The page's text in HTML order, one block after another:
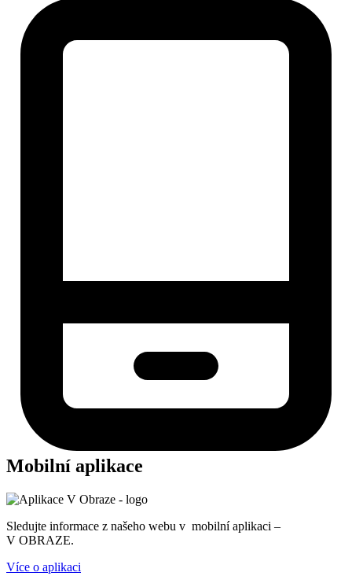
Mobilní aplikace
Sledujte informace z našeho webu v mobilní aplikaci –
V OBRAZE.
Více o aplikaci